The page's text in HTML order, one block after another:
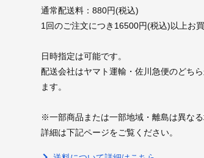
通常配送料：880円(税込)
1回のご注文につき16500円(税込)以上お
日時指定は可能です。
配送会社はヤマト運輸・佐川急便のどち
ます。
※一部商品または一部地域・離島は異なる
詳細は下記ページをご覧ください。